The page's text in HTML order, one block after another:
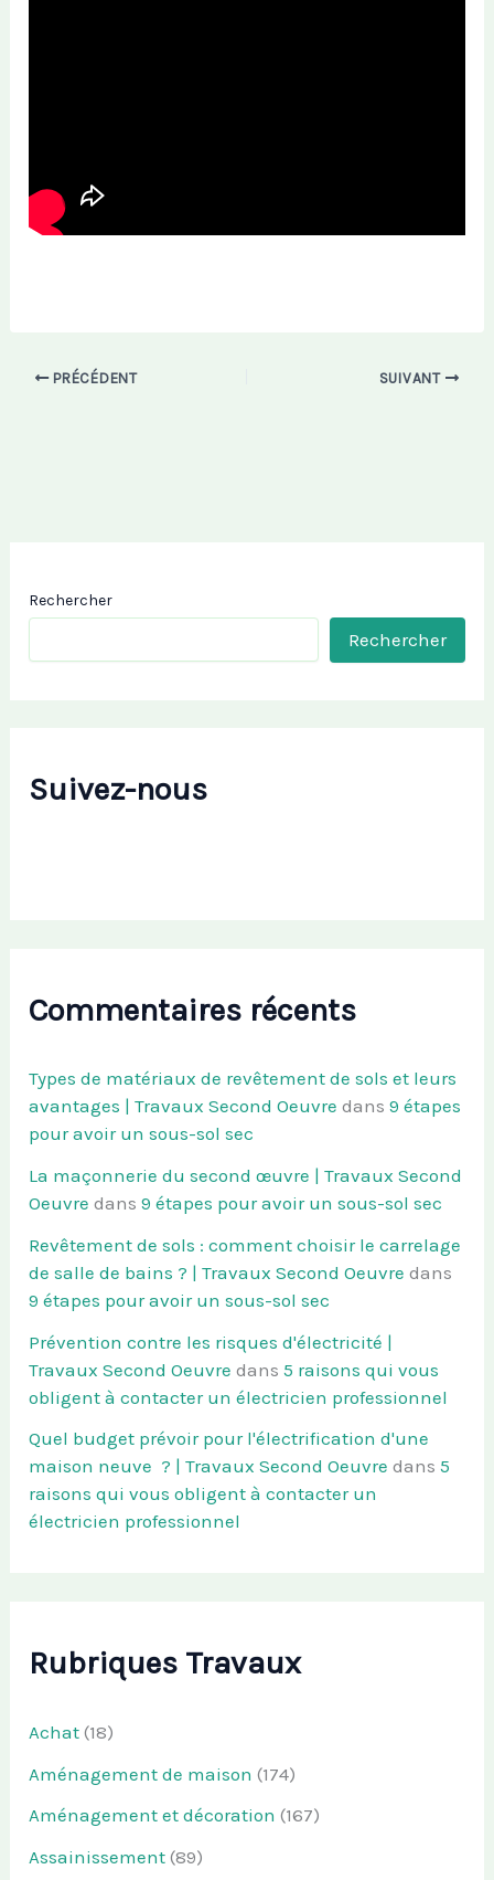
PRÉCÉDENT SUIVANT
Rechercher
Rechercher
Suivez-nous
Commentaires récents
Types de matériaux de revêtement de sols et leurs
avantages | Travaux Second Oeuvre dans9 étapes
pour avoir un sous-sol sec
La maçonnerie du second œuvre | Travaux Second
Oeuvre dans9 étapes pour avoir un sous-sol sec
Revêtement de sols : comment choisir le carrelage
de salle de bains ? | Travaux Second Oeuvre dans
9 étapes pour avoir un sous-sol sec
Prévention contre les risques d'électricité |
Travaux Second Oeuvre dans5 raisons qui vous
obligent à contacter un électricien professionnel
Quel budget prévoir pour l'électrification d'une
maison neuve ? | Travaux Second Oeuvre dans5
raisons qui vous obligent à contacter un
électricien professionnel
Rubriques Travaux
Achat (18)
Aménagement de maison (174)
Aménagement et décoration (167)
Assainissement (89)